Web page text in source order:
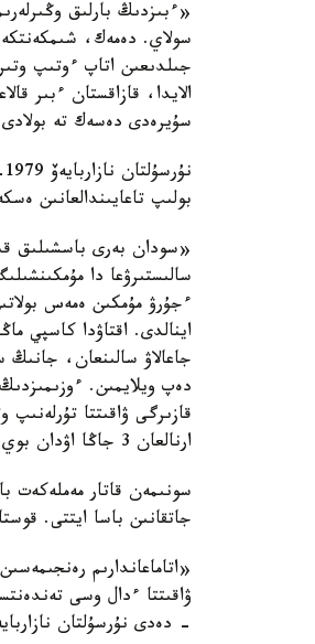
«ءبىزدىڭ بارلىق
الايدا، قازاقستان ءبىر
سۇيرەدى دەسەك تە
بولىپ تاعايىندالعانىن
سالىستىرۋعا دا
ءجۇرۋ مۇمكىن ەمەس
جاعالاۋ سالىنعان،
دەپ ويلايمىن.
ارنالعان 3 جاڭا اۋدان بوي كوتەرىپ كەلەدى»، - دەدى ەلباسى.
سونىمەن قاتار مەملەكەت
جاتقانىن باسا ايتتى.
«اتاماعاندارىم
ۋاقىتتا ءدال وسى
- دەدى نۇرسۇلتان